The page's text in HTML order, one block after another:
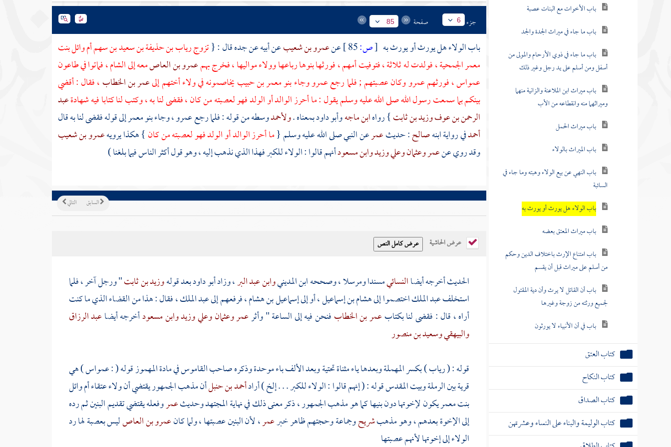
باب الأخوات مع البنات عصبة
باب ما جاء في ميراث الجدة والجد
باب ما جاء في ذوي الأرحام والمولى من
أسفل ومن أسلم على يد رجل وغير ذلك
باب ميراث ابن الملاعنة والزانية منهما
وميراثهما منه وانقطاعه من الأب
باب ميراث الحمل
باب الميراث بالولاء
باب النهي عن بيع الولاء وهبته وما جاء في
السائبة
باب الولاء هل يورث أو يورث به
باب ميراث المعتق بعضه
باب امتناع الإرث باختلاف الدين وحكم
من أسلم على ميراث قبل أن يقسم
باب أن القاتل لا يرث وأن دية المقتول
لجميع ورثته من زوجة وغيرها
باب في أن الأنبياء لا يورثون
كتاب العتق
كتاب النكاح
كتاب الصداق
كتاب الوليمة والبناء على النساء وعشرتهن
جزء 6 صفحة 85
باب الولاء هل يورث أو يورث به [ص: عنعمرو بن شعيبعن أبيه عن جده قال : {تزوجرياب بن حذيفة بن سعيد بن سهمأم وائل بنت
معمر الجمحية، فولدت له ثلاثة ، فتوفيت أمهم ، فورثها بنوها رباعها وولاء مواليها ، فخرج بهمعمرو بن العاصمعه إلىالشام، فماتوا في طاعون
عمواس، فورثهمعمرووكان عصبتهم ; فلما رجععمرووجاءبنومعمر بن حبيبيخاصمونه في ولاء أختهم إلىعمر بن الخطاب، فقال : أقضي
بينكم بما سمعت رسول الله صلى الله عليه وسلم يقول : ما أحرز الوالد أو الولد فهو لعصبته من كان ، فقضى لنا به ، وكتب لنا كتابا فيه شهادةعبد
الرحمن بن عوفوزيد بن ثابت} رواهابن ماجهوأبو داودبمعناه .ولأحمدوسطه من قوله : فلما رجععمرو، وجاءبنو معمرإلى قوله فقضى لنا به قال
أحمدفي رواية ابنهصالح: حديثعمرعن النبي صلى الله عليه وسلم {ما أحرز الوالد أو الولد فهو لعصبته من كان} هكذا يرويهعمرو بن شعيب
وقد روي عنعمروعثمانوعليوزيدوابن مسعودأنهم قالوا : الولاء للكبر فهذا الذي نذهب إليه ، وهو قول أكثر الناس فيما بلغنا )
التالي السابق
عرض الحاشية
الحديث أخرجه أيضاالنسائيمسندا ومرسلا ، وصححهابن المدينيوابن عبد البر، وزادأبو داودبعد قولهوزيد بن ثابت" ورجل آخر ، فلما
استخلفعبد الملكاختصموا إلىهشام بن إسماعيل، أو إلىإسماعيل بن هشام، فرفعهم إلىعبد الملك، فقال : هذا من القضاء الذي ما كنت
أراه ، قال : فقضى لنا بكتابعمر بن الخطابفنحن فيه إلى الساعة " وأثرعمروعثمانوعليوزيدوابن مسعودأخرجه أيضاعبد الرزاق
والبيهقيوسعيد بن منصور
قوله : ( رياب ) بكسر المهملة وبعدها ياء مثناة تحتية وبعد الألف باء موحدة وذكره صاحب القاموس في مادة المهموز قوله (: عمواس) هي
قرية بينالرملةوبيت المقدسقوله : ( إنهم قالوا : الولاء للكبر . . . إلخ ) أرادأحمد بن حنبلأن مذهب الجمهور يقتضي أن ولاء عتقاءأم وائل
بنت معمريكون لإخوتها دون بنيها كما هو مذهب الجمهور ، ذكر معنى ذلك في نهاية المجتهد وحديثعمروفعله يقتضي تقديم البنين ثم رده
إلى الإخوة بعدهم ، وهو مذهبشريحوجماعة وحجتهم ظاهر خبرعمر، لأن البنين عصبتها ، ولما كانعمرو بن العاصليس بعصبة لها رد
الولاء إلى إخوتها لأنهم عصبتها